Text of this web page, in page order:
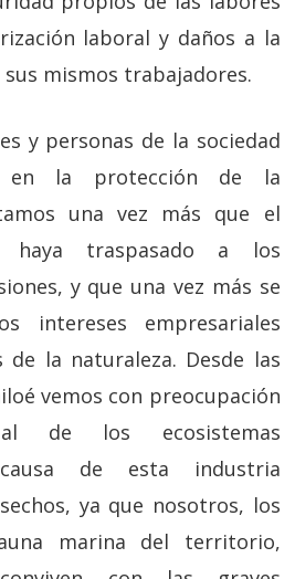
laboral y daños a la
mismos trabajadores.
y personas de la sociedad
en la protección de la
una vez más que el
haya traspasado a los
y que una vez más se
intereses empresariales
de la naturaleza. Desde las
vemos con preocupación
de los ecosistemas
de esta industria
ya que nosotros, los
marina del territorio,